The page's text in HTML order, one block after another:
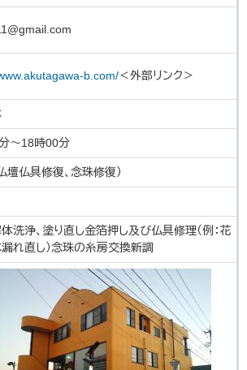
b.com/＜外部リンク＞
～18時00分
壇仏具修復、念珠修復）
洗浄、塗り直し金箔押し及び仏具修理（例：花
れ直し）念珠の糸房交換新調